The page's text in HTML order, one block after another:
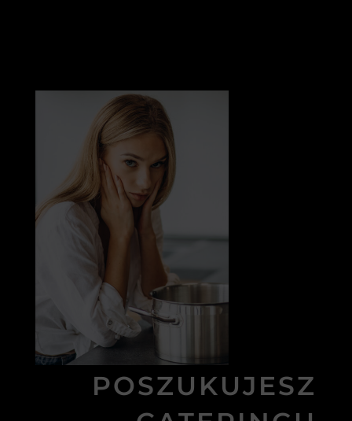
POSZUKUJESZ